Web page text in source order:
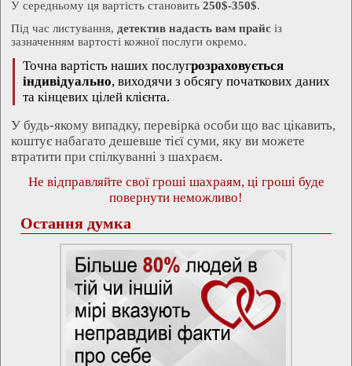
У середньому ця вартість становить 250$-350$.
Під час листування, детектив надасть вам прайс із
зазначенням вартості кожної послуги окремо.
Точна вартість наших послугрозраховується
індивідуально, виходячи з обсягу початкових даних
та кінцевих цілей клієнта.
У будь-якому випадку, перевірка особи що вас цікавить,
коштує набагато дешевше тієї суми, яку ви можете
втратити при спілкуванні з шахраєм.
Не відправляйте свої гроші шахраям, ці гроші буде
повернути неможливо!
Остання думка